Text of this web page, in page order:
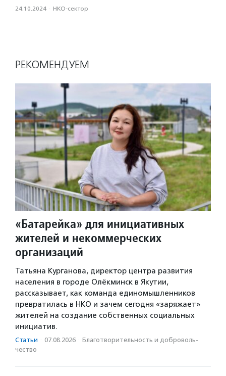
24.10.2024 · НКО-сектор
РЕКОМЕНДУЕМ
«Батарейка» для инициативных
жителей и некоммерческих
организаций
Татьяна Курганова, директор центра развития
населения в городе Олёкминск в Якутии,
рассказывает, как команда единомышленников
превратилась в НКО и зачем сегодня «заряжает»
жителей на создание собственных социальных
инициатив.
Статьи · 07.08.2026 · Благотвори­тель­ность и доброволь­
чест­во